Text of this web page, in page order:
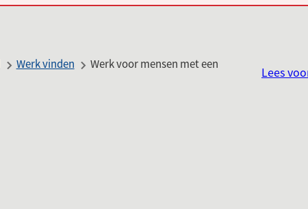
omhoog
te
Werk vinden
Werk voor mensen met een
Lees